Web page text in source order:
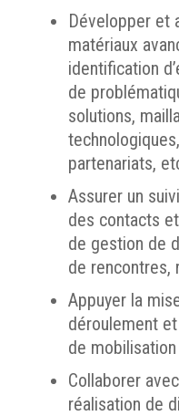
Développer et
matériaux
identification
de
solutions,
partenariats,
Assurer un
des contacts
de gestion de
de rencontres,
Appuyer la
déroulement
de
Collaborer
réalisation de